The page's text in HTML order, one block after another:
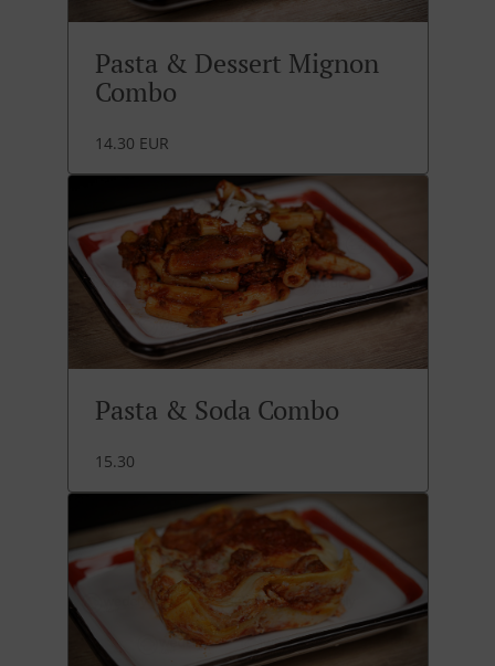
Pasta & Dessert Mignon
Combo
14.30 EUR
Pasta & Soda Combo
15.30